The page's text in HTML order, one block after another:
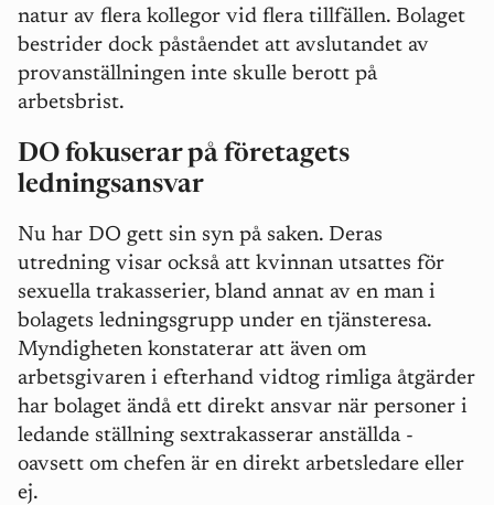
natur av flera kollegor vid flera tillfällen. Bolaget
bestrider dock påståendet att avslutandet av
provanställningen inte skulle berott på
arbetsbrist.
DO fokuserar på företagets
ledningsansvar
Nu har DO gett sin syn på saken. Deras
utredning visar också att kvinnan utsattes för
sexuella trakasserier, bland annat av en man i
bolagets ledningsgrupp under en tjänsteresa.
Myndigheten konstaterar att även om
arbetsgivaren i efterhand vidtog rimliga åtgärder
har bolaget ändå ett direkt ansvar när personer i
ledande ställning sextrakasserar anställda -
oavsett om chefen är en direkt arbetsledare eller
ej.